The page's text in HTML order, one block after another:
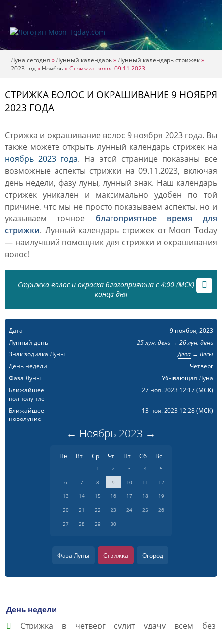
Луна сегодня »Лунный календарь»Лунный календарь стрижек»
2023 год» Ноябрь»Стрижка волос 09.11.2023
СТРИЖКА ВОЛОС И ОКРАШИВАНИЕ 9 НОЯБРЯ
2023 ГОДА
Стрижка и окрашивание волос 9 ноября 2023 года. Вы
также можете открыть лунный календарь стрижек на
ноябрь 2023 года. На этой странице показаны все
возможные аспекты стрижки на 09.11.2023, включая
день недели, фазу луны, лунный знак. Наш календарь
стрижек уникален и максимально удобен по той
причине, что мы не просто показываем аспекты, но и
указываем точное благоприятное время для
стрижки. Лунный календарь стрижек от Moon Today
— наилучший помощник для стрижки и окрашивания
волос!
Стрижка волос и окраска благоприятна с 4:00 (МСК) до
конца дня
Дата
9 ноября, 2023
Лунный день
25 лун. день → 26 лун. день
Знак зодиака Луны
Дева→ Весы
День недели
Четверг
Фаза Луны
Убывающая Луна
Ближайшее
полнолуние
27 ноя. 2023 12:17(МСК)
Ближайшее
новолуние
13 ноя. 2023 12:28(МСК)
← Ноябрь 2023 →
Пн Вт Ср Чт Пт Сб Вс
1 2 3 4
5
6
7 8 9 10 11
12
13
14 15 16 17 18
19
20
21 22 23 24 25
26
27
28 29 30
Фаза Луны Стрижка Огород
День недели
Cтрижка в четверг сулит удачу всем без